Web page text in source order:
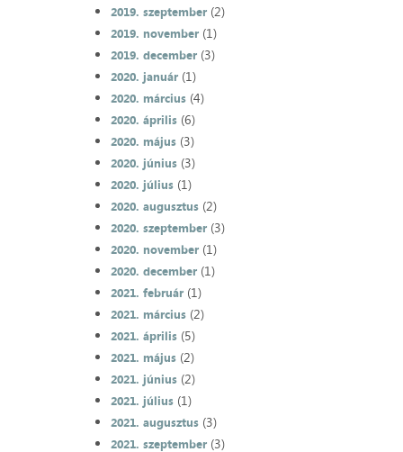
2019. szeptember(2)
2019. november(1)
2019. december(3)
2020. január(1)
2020. március(4)
2020. április(6)
2020. május(3)
2020. június(3)
2020. július(1)
2020. augusztus(2)
2020. szeptember(3)
2020. november(1)
2020. december(1)
2021. február(1)
2021. március(2)
2021. április(5)
2021. május(2)
2021. június(2)
2021. július(1)
2021. augusztus(3)
2021. szeptember(3)